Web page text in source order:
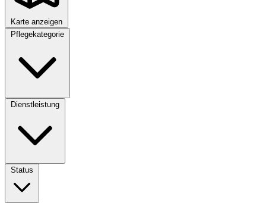
Karte anzeigen
Pflegekategorie
Dienstleistung
Status